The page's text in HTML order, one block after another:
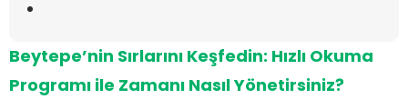
Beytepe’nin Sırlarını Keşfedin: Hızlı Okuma
Programı ile Zamanı Nasıl Yönetirsiniz?